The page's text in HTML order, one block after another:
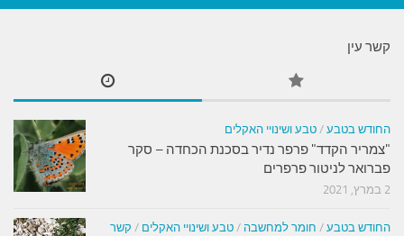
קשר עין
החודש בטבע / טבע ושינויי האקלים
"צמריר הקדד" פרפר נדיר בסכנת הכחדה – סקר
פברואר לניטור פרפרים
2 במרץ, 2021
החודש בטבע / חומר למחשבה / טבע ושינויי האקלים / קשר